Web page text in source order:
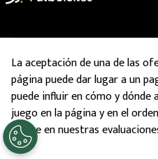
La aceptación de una de las
página puede dar lugar a un
puede influir en cómo y dónde
juego en la página y en el
influye en nuestras